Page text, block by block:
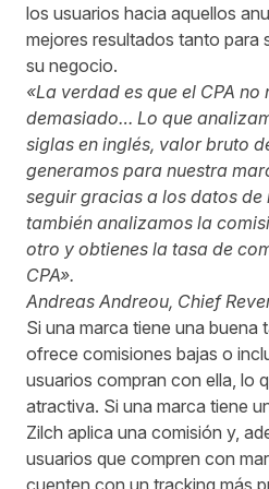
los usuarios hacia aquellos
mejores resultados tanto para
su negocio.
«La verdad es que el CPA no
demasiado… Lo que
siglas en inglés, valor bruto
generamos para nuestra
seguir gracias a los datos de
también analizamos la
otro y obtienes la tasa de
CPA».
Andreas Andreou, Chief
Si una marca tiene una buena
ofrece comisiones bajas o
usuarios compran con ella, lo
atractiva. Si una marca tiene
Zilch aplica una comisión y,
usuarios que compren con